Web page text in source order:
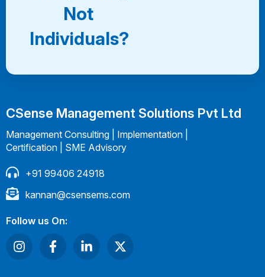
Not
Individuals?
CSense Management Solutions Pvt Ltd
Management Consulting | Implementation |
Certification | SME Advisory
+91 99406 24918
kannan@csensems.com
Follow us On: